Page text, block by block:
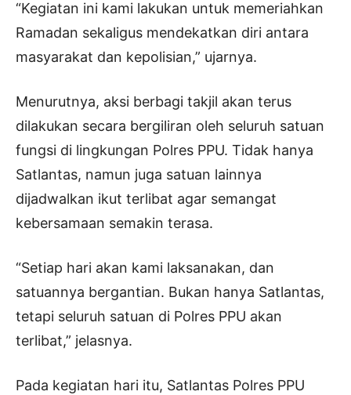
“Kegiatan ini kami lakukan untuk memeriahkan
Ramadan sekaligus mendekatkan diri antara
masyarakat dan kepolisian,” ujarnya.
Menurutnya, aksi berbagi takjil akan terus
dilakukan secara bergiliran oleh seluruh satuan
fungsi di lingkungan Polres PPU. Tidak hanya
Satlantas, namun juga satuan lainnya
dijadwalkan ikut terlibat agar semangat
kebersamaan semakin terasa.
“Setiap hari akan kami laksanakan, dan
satuannya bergantian. Bukan hanya Satlantas,
tetapi seluruh satuan di Polres PPU akan
terlibat,” jelasnya.
Pada kegiatan hari itu, Satlantas Polres PPU